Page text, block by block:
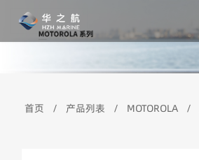
首页 / 产品列表 / MOTOROLA /